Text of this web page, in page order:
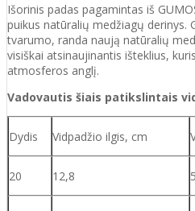
Išorinis padas pagamintas iš
puikus natūralių medžiagų derinys.
tvarumo, randa naują natūralių
visiškai atsinaujinantis išteklius,
atmosferos anglį.
Vadovautis šiais patikslintais
Dydis Vidpadžio ilgis, cm
20 12,8